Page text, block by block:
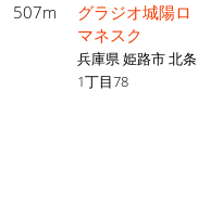
507m
グラジオ城陽ロ
マネスク
兵庫県 姫路市 北条
1丁目78